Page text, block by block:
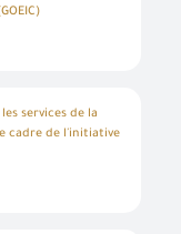
services de la
cadre de l'initiative